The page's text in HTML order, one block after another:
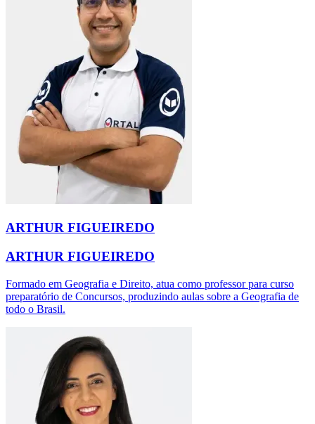
ARTHUR FIGUEIREDO
ARTHUR FIGUEIREDO
Formado em Geografia e Direito, atua como professor para curso
preparatório de Concursos, produzindo aulas sobre a Geografia de
todo o Brasil.